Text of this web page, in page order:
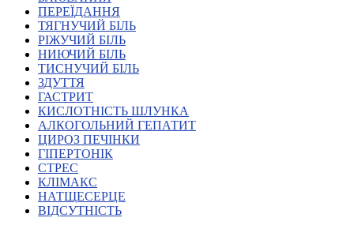
питань укладення договорів
Вивчаємо жестову мову
Дитяча сторінка
Новини про жестову мову
Ресурс для вивчення жестових мов різних країн
ЦУЖМ
Проєкт "Жестова мова для поліцейських"
Про шахрайські схеми
ВІКТОРИНА
На допомогу військовим
Медична термінологія жестовою мовою
ПЕРЕЇДАННЯ
ТЯГНУЧИЙ БІЛЬ
РІЖУЧИЙ БІЛЬ
НИЮЧИЙ БІЛЬ
ТИСНУЧИЙ БІЛЬ
ЗДУТТЯ
ГАСТРИТ
КИСЛОТНІСТЬ ШЛУНКА
АЛКОГОЛЬНИЙ ГЕПАТИТ
ЦИРОЗ ПЕЧІНКИ
ГІПЕРТОНІК
СТРЕС
КЛІМАКС
НАТЩЕСЕРЦЕ
ВІДСУТНІСТЬ